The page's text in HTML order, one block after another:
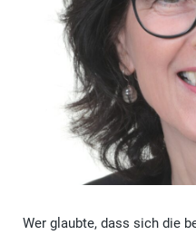
Wer glaubte, dass sich die